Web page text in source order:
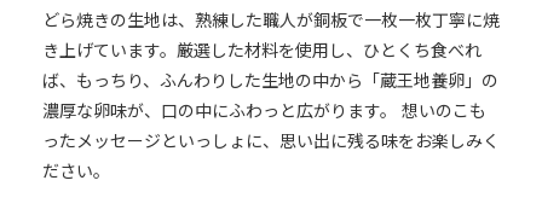
どら焼きの生地は、熟練した職人が銅板で一枚一枚丁寧に焼
き上げています。厳選した材料を使用し、ひとくち食べれ
ば、もっちり、ふんわりした生地の中から「蔵王地養卵」の
濃厚な卵味が、口の中にふわっと広がります。 想いのこも
ったメッセージといっしょに、思い出に残る味をお楽しみく
ださい。